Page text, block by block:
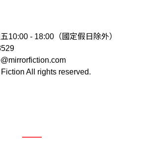
10:00 - 18:00（國定假日除外）
All rights reserved.